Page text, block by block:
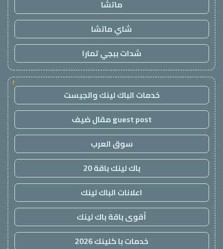
ماتشا
شاي ماتشا
شدات ببجي تمارا
!
خدمات الباك لينك والجيست
guest post مقال ضيف
سوق العرب
باك لينك باقة 20
اعلانات الباك لينك
أقوى باقة باك لينك
خدمات با كلينك 2026